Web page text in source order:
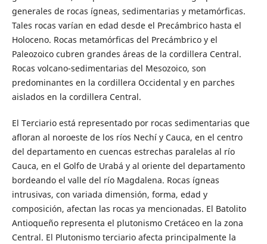
generales de rocas ígneas, sedimentarias y metamórficas.
Tales rocas varían en edad desde el Precámbrico hasta el
Holoceno. Rocas metamórficas del Precámbrico y el
Paleozoico cubren grandes áreas de la cordillera Central.
Rocas volcano-sedimentarias del Mesozoico, son
predominantes en la cordillera Occidental y en parches
aislados en la cordillera Central.
El Terciario está representado por rocas sedimentarias que
afloran al noroeste de los ríos Nechí y Cauca, en el centro
del departamento en cuencas estrechas paralelas al río
Cauca, en el Golfo de Urabá y al oriente del departamento
bordeando el valle del río Magdalena. Rocas ígneas
intrusivas, con variada dimensión, forma, edad y
composición, afectan las rocas ya mencionadas. El Batolito
Antioqueño representa el plutonismo Cretáceo en la zona
Central. El Plutonismo terciario afecta principalmente la